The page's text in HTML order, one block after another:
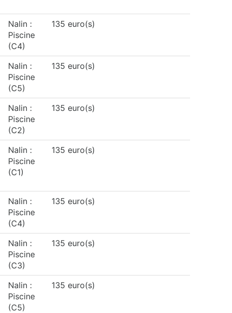
Nalin :
Piscine
(C4)
135 euro(s)
Nalin :
Piscine
(C5)
135 euro(s)
Nalin :
Piscine
(C2)
135 euro(s)
Nalin :
Piscine
(C1)
135 euro(s)
Nalin :
Piscine
(C4)
135 euro(s)
Nalin :
Piscine
(C3)
135 euro(s)
Nalin :
Piscine
(C5)
135 euro(s)